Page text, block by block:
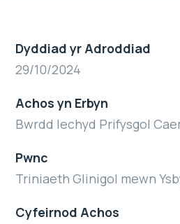
Dyddiad yr Adroddiad
29/10/2024
Achos yn Erbyn
Bwrdd Iechyd Prifysgol
Pwnc
Triniaeth Glinigol mewn
Cyfeirnod Achos